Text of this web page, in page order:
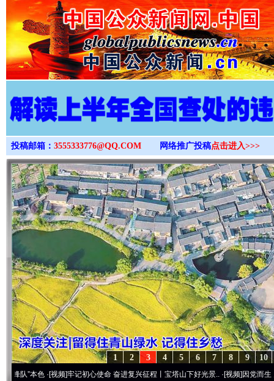
>
投稿邮箱： 3555333776@QQ.COM 网络推广投稿点击进入>>>
10
9
8
7
6
5
4
3
2
1
·[视频]牢记初心使命 奋进复兴征程丨宝塔山下好光景..·[视频]因党而生 为党而战